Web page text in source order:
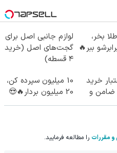
طلا بخر،
لوازم جانبی اصل برای
گجت‌های اصل (خرید
۴ قسطه)
خرید
ضامن و
10 میلیون سپرده کن،
20 میلیون بردار🔥😍
و مقررات را مطالعه فرمایید.